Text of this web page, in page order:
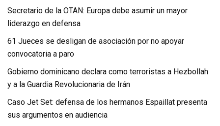
Secretario de la OTAN: Europa debe asumir un mayor
liderazgo en defensa
61 Jueces se desligan de asociación por no apoyar
convocatoria a paro
Gobierno dominicano declara como terroristas a Hezbollah
y a la Guardia Revolucionaria de Irán
Caso Jet Set: defensa de los hermanos Espaillat presenta
sus argumentos en audiencia